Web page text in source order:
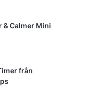
& Calmer Mini
från